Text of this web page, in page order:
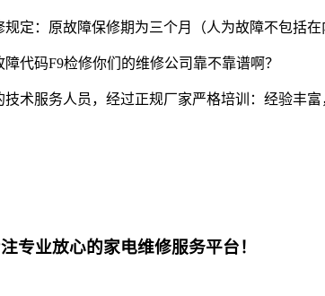
定：原故障保修期为三个月（人为故障不包括在
代码F9检修你们的维修公司靠不靠谱啊？
术服务人员，经过正规厂家严格培训：经验丰
专业放心的家电维修服务平台！